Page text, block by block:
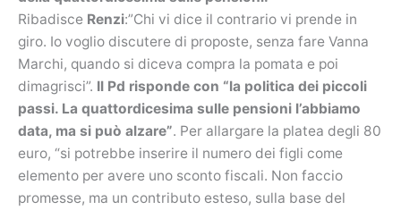
Ribadisce Renzi:”Chi vi dice il contrario vi prende in
giro. Io voglio discutere di proposte, senza fare Vanna
Marchi, quando si diceva compra la pomata e poi
dimagrisci”. Il Pd risponde con “la politica dei piccoli
passi. La quattordicesima sulle pensioni l’abbiamo
data, ma si può alzare”. Per allargare la platea degli 80
euro, “si potrebbe inserire il numero dei figli come
elemento per avere uno sconto fiscali. Non faccio
promesse, ma un contributo esteso, sulla base del